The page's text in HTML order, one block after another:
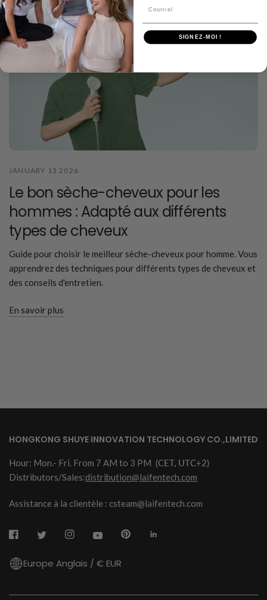
JANUARY 13 2026
Le bon sèche-cheveux pour les
hommes : Adapté aux différents
types de cheveux
Guide pour choisir le meilleur sèche-cheveux pour homme. Vous
apprendrez des techniques pour différents types de cheveux et
des conseils d'entretien.
En savoir plus
HONGKONG SHUYE INNOVATION TECHNOLOGY CO.,LIMITED
Hour: Mon.- Fri. From 7 AM to 3 PM (CET, UTC+2)
Distributors/Sales:distribution@laifentech.com
Assistance à la clientèle : csteam@laifentech.com
Europe Anglais / € EUR
SIGNEZ-MOI !